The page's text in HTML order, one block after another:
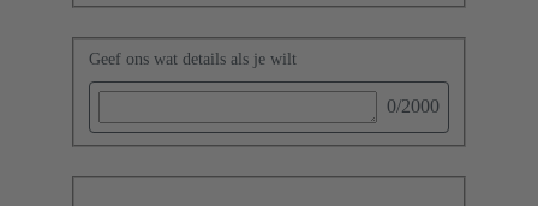
Geef ons wat details als je wilt
0/2000